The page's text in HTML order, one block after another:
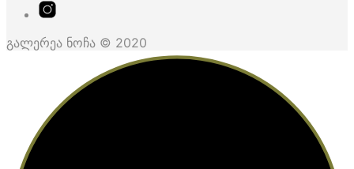
გალერეა ნოჩა © 2020